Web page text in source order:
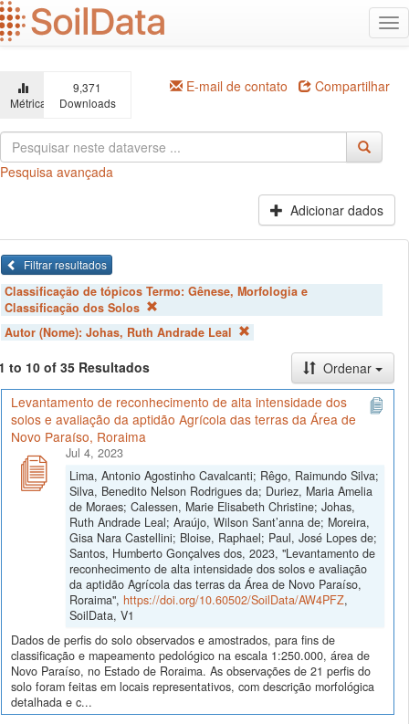
Ir
para
o
principal
Métricas
9,371
Downloads
E-mail de contato Compartilhar
Pesquisa avançada
Adicionar dados
Filtrar resultados
Classificação de tópicos Termo: Gênese, Morfologia e
Classificação dos Solos
Autor (Nome): Johas, Ruth Andrade Leal
to 10 of 35 Resultados
Ordenar
Levantamento de reconhecimento de alta intensidade dos
solos e avaliação da aptidão Agrícola das terras da Área de
Novo Paraíso, Roraima
Jul 4, 2023
Lima, Antonio Agostinho Cavalcanti; Rêgo, Raimundo Silva;
Silva, Benedito Nelson Rodrigues da; Duriez, Maria Amelia
de Moraes; Calessen, Marie Elisabeth Christine; Johas,
Ruth Andrade Leal; Araújo, Wilson Sant’anna de; Moreira,
Gisa Nara Castellini; Bloise, Raphael; Paul, José Lopes de;
Santos, Humberto Gonçalves dos, 2023, "Levantamento de
reconhecimento de alta intensidade dos solos e avaliação
da aptidão Agrícola das terras da Área de Novo Paraíso,
Roraima", https://doi.org/10.60502/SoilData/AW4PFZ,
SoilData, V1
Dados de perfis do solo observados e amostrados, para fins de
classificação e mapeamento pedológico na escala 1:250.000, área de
Novo Paraíso, no Estado de Roraima. As observações de 21 perfis do
solo foram feitas em locais representativos, com descrição morfológica
detalhada e c...